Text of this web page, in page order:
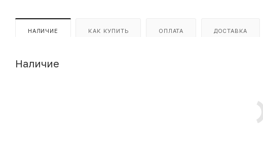
НАЛИЧИЕ КАК КУПИТЬ ОПЛАТА ДОСТАВКА
Наличие